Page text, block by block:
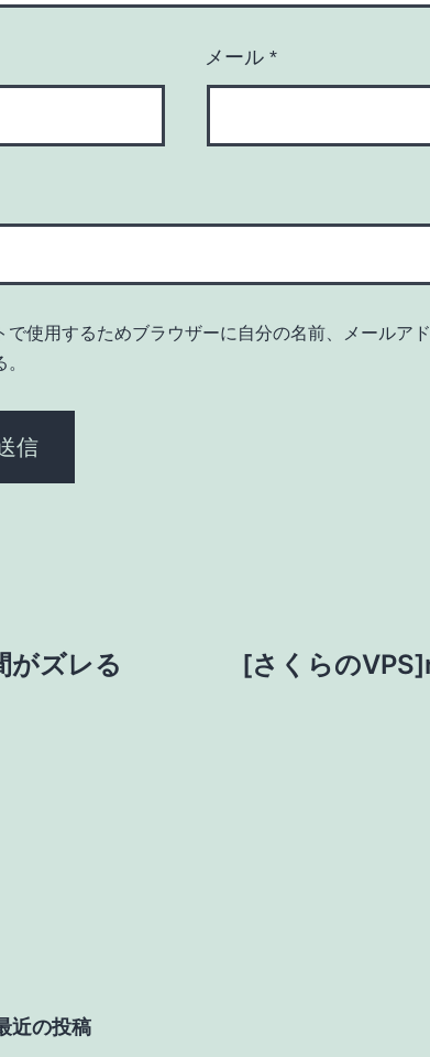
メール *
で使用するためブラウザーに自分の名前、メールア
ズレる [さくらの
近の投稿